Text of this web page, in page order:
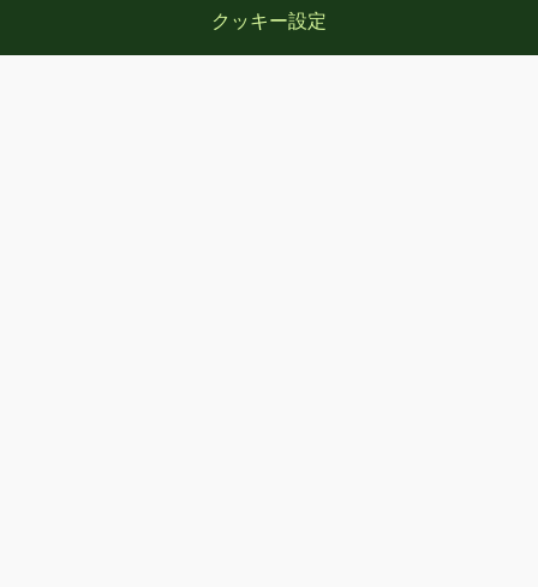
クッキー設定